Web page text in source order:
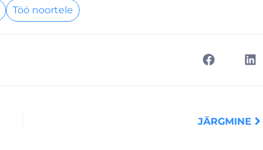
Töö noortele
JÄRGMINE